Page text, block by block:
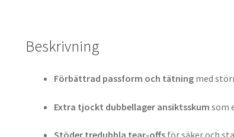
Beskrivning
Förbättrad passform och tätning med
Extra tjockt dubbellager ansiktsskum som